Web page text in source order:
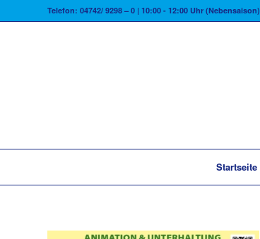
Telefon: 04742/ 9298 – 0 | 10:00 - 12:00 Uhr (Nebensaison)
Startseite